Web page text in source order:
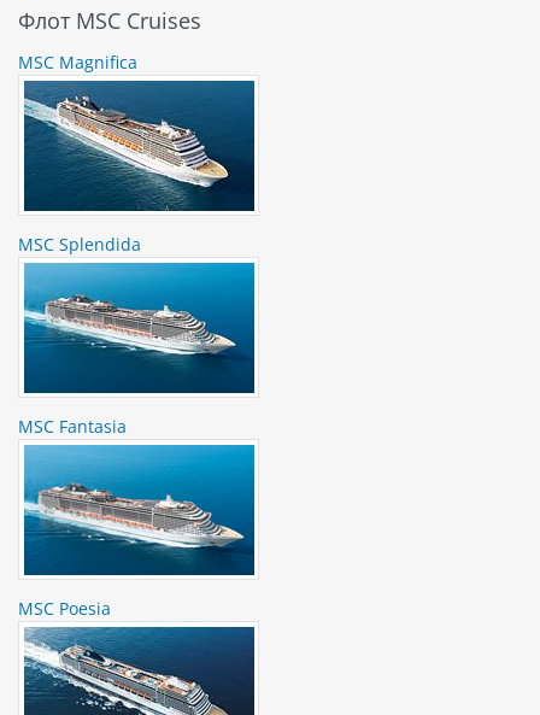
Флот MSC Cruises
MSC Magnifica
MSC Splendida
MSC Fantasia
MSC Poesia